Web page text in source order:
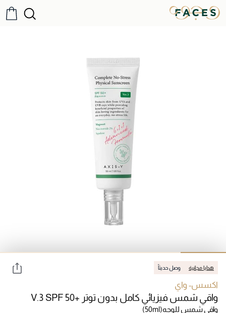
هدايا مجانية وصل حديثاً
اكسس- واي
واقي شمس فيزيائي كامل بدون توتر V.3 SPF 50+
واقي شمس للوجه(50ml)